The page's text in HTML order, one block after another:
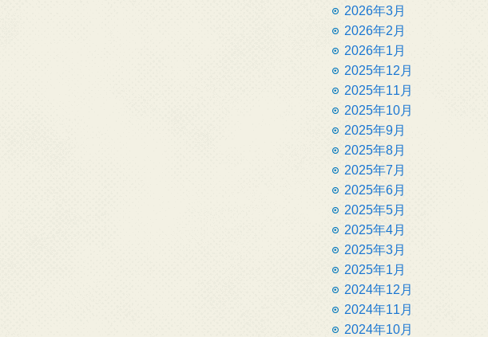
2026年3月
2026年2月
2026年1月
2025年12月
2025年11月
2025年10月
2025年9月
2025年8月
2025年7月
2025年6月
2025年5月
2025年4月
2025年3月
2025年1月
2024年12月
2024年11月
2024年10月